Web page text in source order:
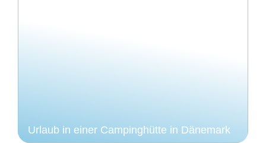
Urlaub in einer Campinghütte in Dänemark